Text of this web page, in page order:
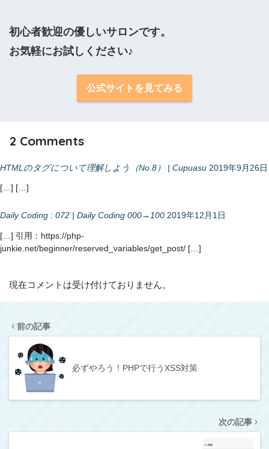
初心者歓迎の優しいサロンです。
お気軽にお試しください♪
公式サイトを見てみる
2 Comments
HTMLのタグについて理解しよう（No.8） | Cupuasu 2019年9月26日
[…] […]
Daily Coding : 072 | Daily Coding 000→100 2019年12月1日
[…] 引用：https://php-
junkie.net/beginner/reserved_variables/get_post/ […]
現在コメントは受け付けておりません。
前の記事
必ずやろう！PHPで行うXSS対策
次の記事